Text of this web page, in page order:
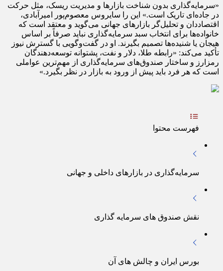
«سرمایه‌گذاری بدون شناخت بازارها و مدیریت ریسک، مثل حرکت
در جاده‌ای تاریک است.» این را سایروس معصوم‌پور امیرآبادی،
اقتصاددان و تحلیل‌گر بازارهای جهانی می‌گوید و معتقد است که
خانواده‌ها برای انتخاب سبد سرمایه‌گذاری نباید صرفاً بر اساس
هیجان یا شنیده‌ها تصمیم بگیرند. او در گفت‌وگویی با گسترش نیوز
تأکید می‌کند: «رابطه طلا، دلار و نفت، پشتوانه توسعه‌دهندگان
رمزارز و ساختار صندوق‌های سرمایه‌گذاری از مهم‌ترین عواملی
است که هر فرد باید پیش از ورود به بازار در نظر بگیرد.»
فهرست محتوا
سرمایه‌گذاری در بازارهای داخلی و جهانی
نقش صندوق‌ های سرمایه‌ گذاری
بورس ایران و چالش‌ های آن